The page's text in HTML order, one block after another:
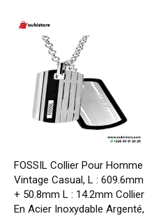
FOSSIL Collier Pour Homme
Vintage Casual, L : 609.6mm
+ 50.8mm L : 14.2mm Collier
En Acier Inoxydable Argenté,